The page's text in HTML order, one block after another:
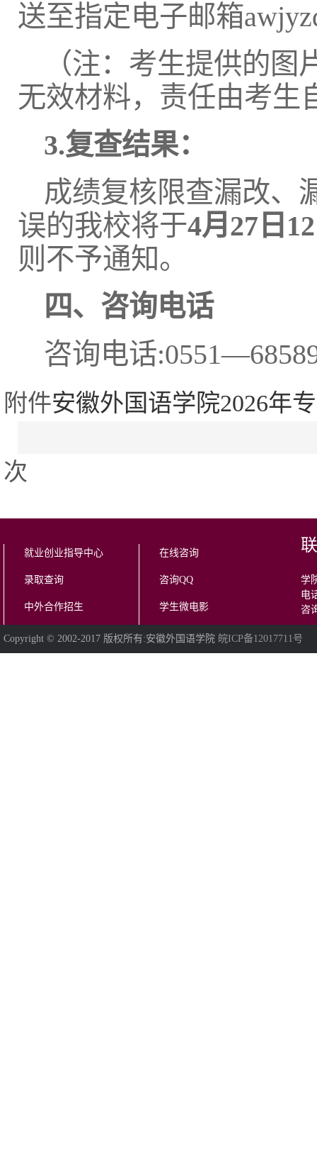
送至指定电子邮箱
（注：考生提供的
无效材料，责任由考生
3.复查结果：
成绩复核限查漏改、
误的我校将于4月27 日
则不予通知。
四、咨询电话
咨询电话
附件安徽外国语学院2026年
次
就业创业指导中心
录取查询
中外合作招生
在线咨询
咨询QQ
学生微电影
学
电
咨
Copyright © 2002-2017 版权所有:安徽外国语学院 皖ICP备12017711号